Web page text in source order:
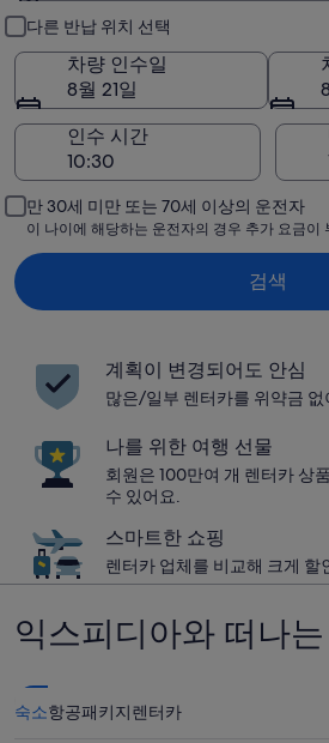
인수 및 반납
다른 반납 위치 선택
차량 인수일
8월 21일
인수 시간
만 30세 미만 또는 70세 이상의 운전자
이 나이에 해당하는 운전자의 경우 추가 요금이
검색
계획이 변경되어도 안심
많은/일부 렌터카를 위약금
나를 위한 여행 선물
회원은 100만여 개 렌터카 상
수 있어요.
스마트한 쇼핑
렌터카 업체를 비교해 크게 할
익스피디아와 떠나
숙소항공패키지렌터카